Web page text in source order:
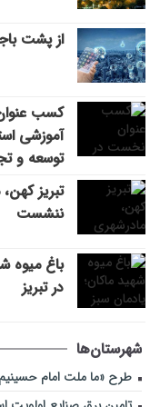
11:27
تأکید مدیرعامل
عمومی
از پشت
کسب
توسعه و
تبریز
ننشست
باغ میوه
در تبریز
شهرستان‌ها
طرح «ما ملت امام